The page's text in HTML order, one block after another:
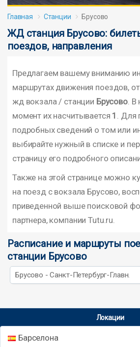
Главная Станции Брусово
ЖД станция Брусово:
поездов, направления
Предлагаем вашему вниманию
маршрутах движения поездов,
жд вокзала / станции Брусово. В
момент их насчитывается 1 . Для
подробных сведений о том или
выбирайте нужный в списке и
страницу его подробного
Также на этой странице можно
на поезд с вокзала Брусово,
приведенной выше поисковой
партнера, компании Tutu.ru.
Расписание и маршруты
станции Брусово
Брусово - Санкт-Петербург-Главн.
Локации
Барселона